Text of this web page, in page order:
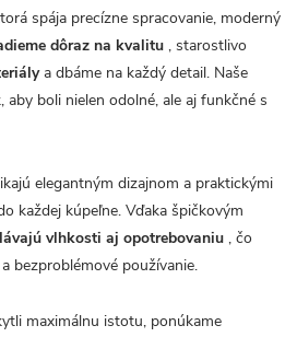
spája precízne spracovanie, moderný
dôraz na kvalitu , starostlivo
a dbáme na každý detail. Naše
boli nielen odolné, ale aj funkčné s
elegantným dizajnom a praktickými
každej kúpeľne. Vďaka špičkovým
vlhkosti aj opotrebovaniu , čo
bezproblémové používanie.
maximálnu istotu, ponúkame